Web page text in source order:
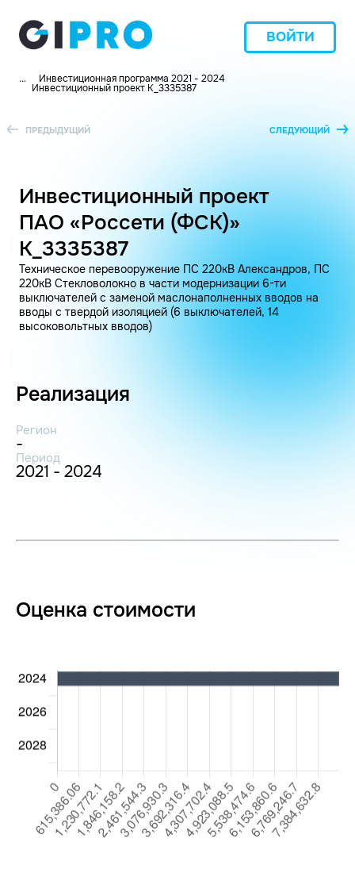
ВОЙТИ
... Инвестиционная программа 2021 - 2024
Инвестиционный проект K_3335387
ПРЕДЫДУЩИЙ СЛЕДУЮЩИЙ
Инвестиционный проект
ПАО «Россети (ФСК)»
K_3335387
Техническое перевооружение ПС 220кВ Александров, ПС
220кВ Стекловолокно в части модернизации 6-ти
выключателей с заменой маслонаполненных вводов на
вводы с твердой изоляцией (6 выключателей, 14
высоковольтных вводов)
Реализация
Регион
-
Период
2021 - 2024
Оценка стоимости